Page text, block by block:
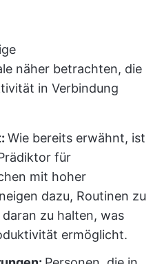
näher betrachten, die
in Verbindung
Wie bereits erwähnt, ist
für
mit hoher
dazu, Routinen zu
zu halten, was
ermöglicht.